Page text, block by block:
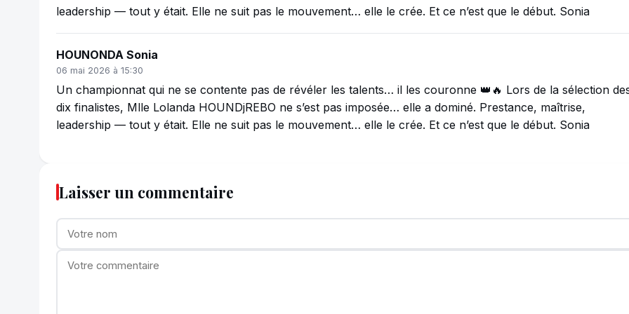
leadership — tout y était. Elle ne suit pas le mouvement… elle le crée. Et ce n’est que le début. Sonia
HOUNONDA Sonia
06 mai 2026 à 15:30
Un championnat qui ne se contente pas de révéler les talents… il les couronne 👑🔥 Lors de la sélection
dix finalistes, Mlle Lolanda HOUNDjREBO ne s’est pas imposée… elle a dominé. Prestance, maîtrise,
leadership — tout y était. Elle ne suit pas le mouvement… elle le crée. Et ce n’est que le début. Sonia
Laisser un commentaire